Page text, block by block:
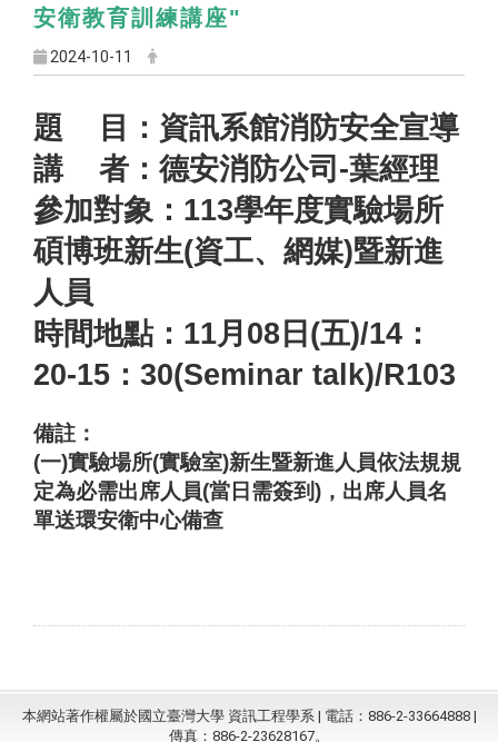
安衛教育訓練講座"
2024-10-11
題 目：資訊系館消防安全宣導
講 者：德安消防公司-葉經理
參加對象：113學年度實驗場所
碩博班新生(資工、網媒)暨新進
人員
時間地點：11月08日(五)/14：
20-15：30(Seminar talk)/R103
備註：
(一)實驗場所(實驗室)新生暨新進人員依法規規
定為必需出席人員(當日需簽到)，出席人員名
單送環安衛中心備查
本網站著作權屬於國立臺灣大學 資訊工程學系 | 電話：886-2-33664888 |
傳真：886-2-23628167。